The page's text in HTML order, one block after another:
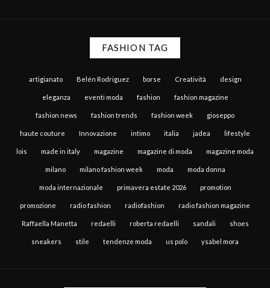
FASHION TAG
artigianato Belén Rodriguez borse Creatività design
eleganza eventi moda fashion fashion magazine
fashion news fashion trends fashion week gioseppo
haute couture Innovazione intimo italia jadea lifestyle
lois made in italy magazine magazine di moda magazine moda
milano milano fashion week moda moda donna
moda internazionale primavera estate 2026 promotion
promozione radio fashion radiofashion radio fashion magazine
Raffaella Manetta redaelli roberta redaelli sandali shoes
sneakers stile tendenze moda us polo ysabel mora